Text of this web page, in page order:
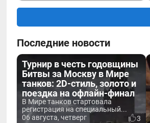
Последние новости
Турнир в честь годовщины
Битвы за Москву в Мире
танков: 2D-стиль, золото и
поездка на офлайн-финал
В Мире танков стартовала
регистрация на специальный...
06 августа, четверг
3